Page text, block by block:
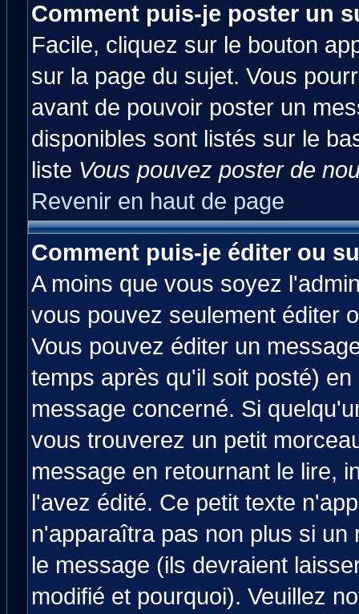
Comment puis-je poster un
Facile, cliquez sur le bouton
sur la page du sujet. Vous
avant de pouvoir poster un
disponibles sont listés sur le
liste Vous pouvez poster de
Revenir en haut de page
Comment puis-je éditer ou
A moins que vous soyez
vous pouvez seulement éditer
Vous pouvez éditer un
temps après qu'il soit posté)
message concerné. Si
vous trouverez un petit
message en retournant le lire,
l'avez édité. Ce petit texte
n'apparaîtra pas non plus si
le message (ils devraient
modifié et pourquoi). Veuillez